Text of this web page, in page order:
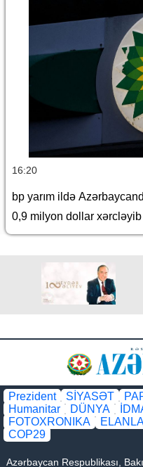
16:20
bp yarım ildə
0,9 milyon dollar xərcləyib
Prezident SİYASƏT
Humanitar
DÜNYA
FOTOXRONIKA
COP29
Azərbaycan Respublikası,